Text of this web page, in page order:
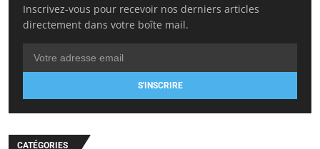
Inscrivez-vous pour recevoir nos derniers articles
directement dans votre boîte mail.
S'INSCRIRE
CATÉGORIES